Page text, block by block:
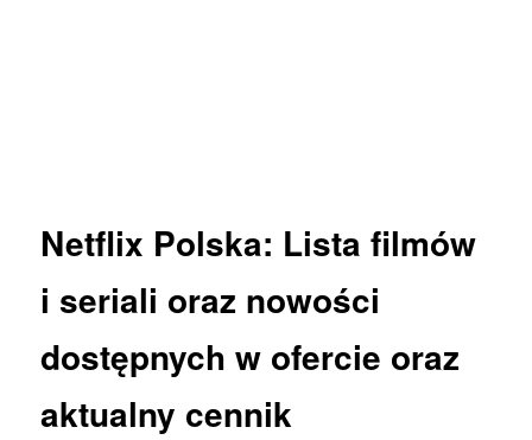
Netflix Polska: Listafilmów
i seriali oraz nowości
dostępnych w ofercie oraz
aktualny cennik